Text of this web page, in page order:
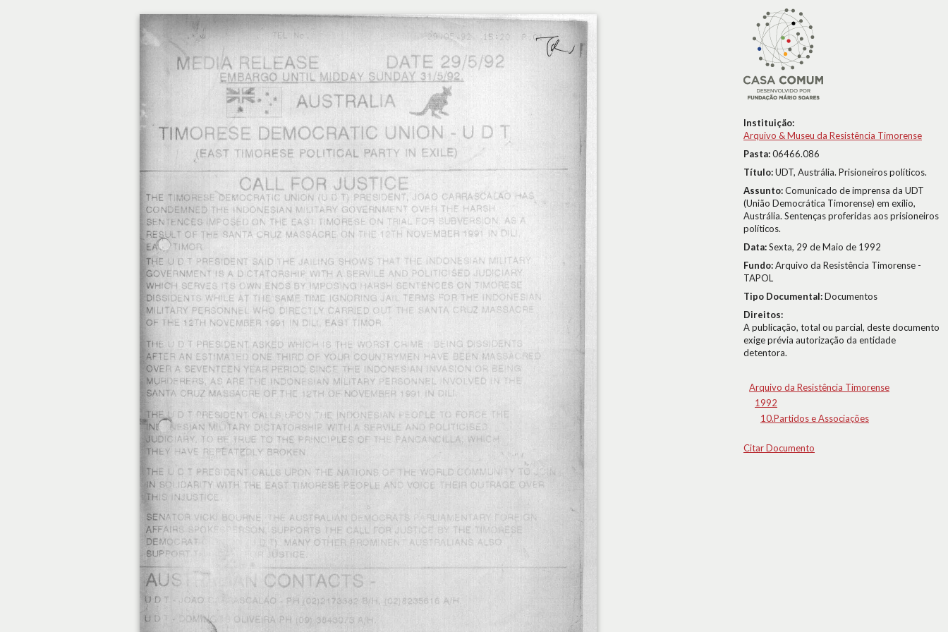
Instituição:
Arquivo & Museu da Resistência Timorense
Pasta:06466.086
Título:UDT, Austrália. Prisioneiros políticos.
Assunto:Comunicado de imprensa da UDT
(União Democrática Timorense) em exílio,
Austrália. Sentenças proferidas aos prisioneiros
políticos.
Data:Sexta, 29 de Maio de 1992
Fundo:Arquivo da Resistência Timorense -
TAPOL
Tipo Documental:Documentos
Direitos:
A publicação, total ou parcial, deste documento
exige prévia autorização da entidade
detentora.
Arquivo da Resistência Timorense
1992
10.Partidos e Associações
Citar Documento